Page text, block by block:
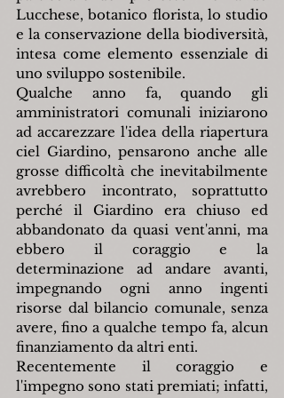
Lucchese, botanico florista, lo studio
e la conservazione della biodiversità,
intesa come elemento essenziale di
uno sviluppo sostenibile.
Qualche anno fa, quando gli
amministratori comunali iniziarono
ad accarezzare l'idea della riapertura
ciel Giardino, pensarono anche alle
grosse difficoltà che inevitabilmente
avrebbero incontrato, soprattutto
perché il Giardino era chiuso ed
abbandonato da quasi vent'anni, ma
ebbero il coraggio e la
determinazione ad andare avanti,
impegnando ogni anno ingenti
risorse dal bilancio comunale, senza
avere, fino a qualche tempo fa, alcun
finanziamento da altri enti.
Recentemente il coraggio e
l'impegno sono stati premiati; infatti,